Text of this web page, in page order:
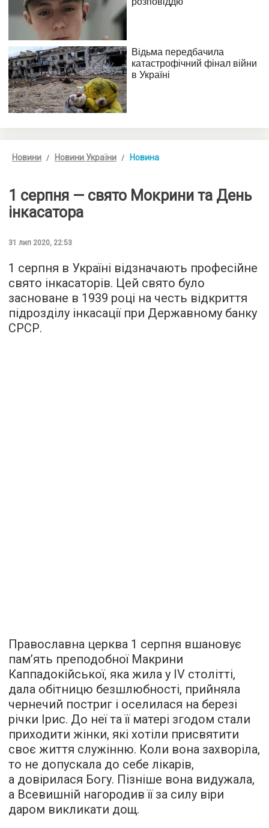
Новини Новини України Новина
1 серпня — свято Мокрини та День
інкасатора
31 лип 2020, 22:53
1 серпня в Україні відзначають професійне
свято інкасаторів. Цей свято було
засноване в 1939 році на честь відкриття
підрозділу інкасації при Державному банку
СРСР.
Православна церква 1 серпня вшановує
пам’ять преподобної Макрини
Каппадокійської, яка жила у IV столітті,
дала обітницю безшлюбності, прийняла
чернечий постриг і оселилася на березі
річки Ірис. До неї та її матері згодом стали
приходити жінки, які хотіли присвятити
своє життя служінню. Коли вона захворіла,
то не допускала до себе лікарів,
а довірилася Богу. Пізніше вона видужала,
а Всевишній нагородив її за силу віри
даром викликати дощ.